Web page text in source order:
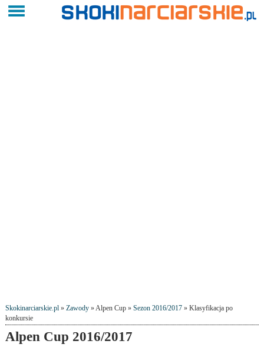
Skokinarciarskie.pl» Zawody» Alpen Cup » Sezon 2016/2017» Klasyfikacja po
konkursie
Alpen Cup 2016/2017